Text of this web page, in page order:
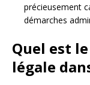
précieusement
démarches
Quel est
légale